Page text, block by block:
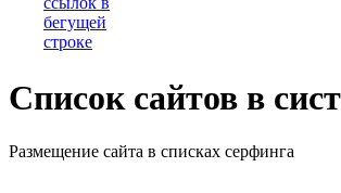
Список сайтов в
Размещение сайта в списках серфинга